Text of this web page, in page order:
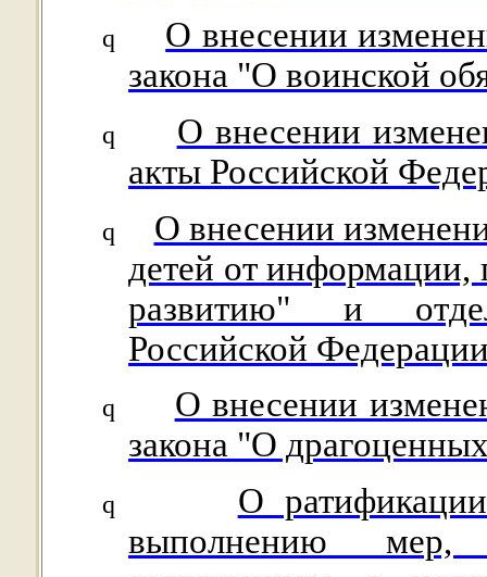
q
О внесении
закона "О воинской
q
О внесении
акты Российской
q
О внесении
детей от
развитию" и
Российской
q
О внесении
закона "О
q
О
выполнению мер,